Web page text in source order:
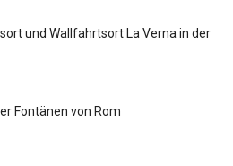
und Wallfahrtsort La Verna in der
Fontänen von Rom